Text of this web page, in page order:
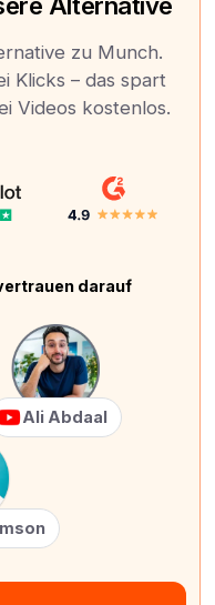
zu Munch.
Klicks – das spart
Videos kostenlos.
darauf
Ali Abdaal